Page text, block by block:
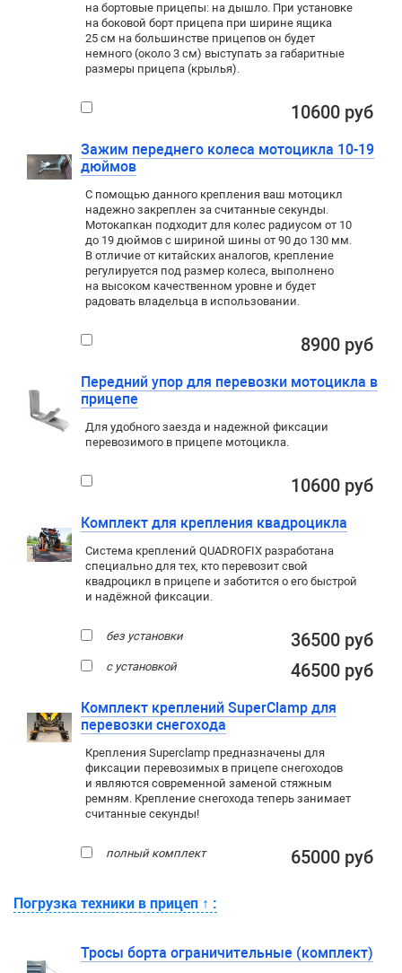
на бортовые прицепы: на дышло. При установке
на боковой борт прицепа при ширине ящика
25 см на большинстве прицепов он будет
немного (около 3 см) выступать за габаритные
размеры прицепа (крылья).
10600 руб
Зажим переднего колеса мотоцикла 10-19
дюймов
С помощью данного крепления ваш мотоцикл
надежно закреплен за считанные секунды.
Мотокапкан подходит для колес радиусом от 10
до 19 дюймов с шириной шины от 90 до 130 мм.
В отличие от китайских аналогов, крепление
регулируется под размер колеса, выполнено
на высоком качественном уровне и будет
радовать владельца в использовании.
8900 руб
Передний упор для перевозки мотоцикла в
прицепе
Для удобного заезда и надежной фиксации
перевозимого в прицепе мотоцикла.
10600 руб
Комплект для крепления квадроцикла
Система креплений QUADROFIX разработана
специально для тех, кто перевозит свой
квадроцикл в прицепе и заботится о его быстрой
и надёжной фиксации.
без установки 36500 руб
с установкой 46500 руб
Комплект креплений SuperClamp для
перевозки снегохода
Крепления Superclamp предназначены для
фиксации перевозимых в прицепе снегоходов
и являются современной заменой стяжным
ремням. Крепление снегохода теперь занимает
считанные секунды!
полный комплект 65000 руб
Погрузка техники в прицеп ↑ :
Тросы борта ограничительные (комплект)